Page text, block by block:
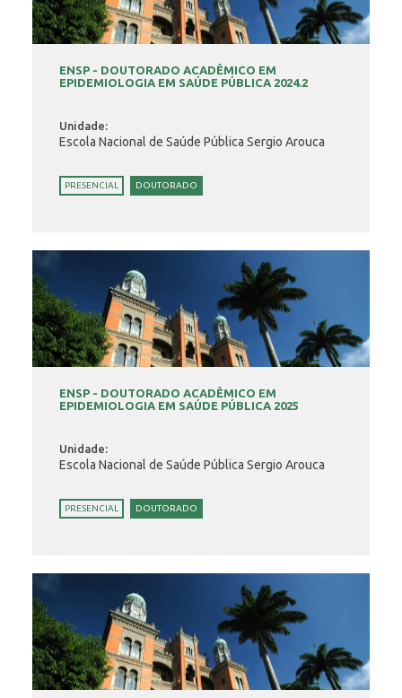
ENSP - DOUTORADO ACADÊMICO EM
EPIDEMIOLOGIA EM SAÚDE PÚBLICA 2024.2
Unidade:
Escola Nacional de Saúde Pública Sergio Arouca
PRESENCIAL DOUTORADO
ENSP - DOUTORADO ACADÊMICO EM
EPIDEMIOLOGIA EM SAÚDE PÚBLICA 2025
Unidade:
Escola Nacional de Saúde Pública Sergio Arouca
PRESENCIAL DOUTORADO